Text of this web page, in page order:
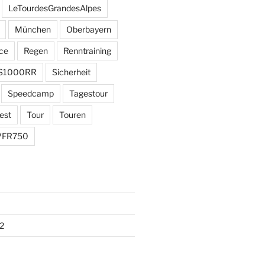
LeTourdesGrandesAlpes
München Oberbayern
Regen Renntraining
Sicherheit
Speedcamp Tagestour
Tour Touren